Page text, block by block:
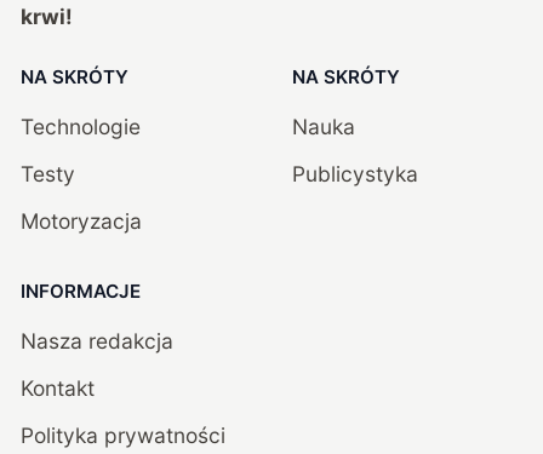
krwi!
NA SKRÓTY
Technologie
Testy
Motoryzacja
NA SKRÓTY
Nauka
Publicystyka
INFORMACJE
Nasza redakcja
Kontakt
Polityka prywatności